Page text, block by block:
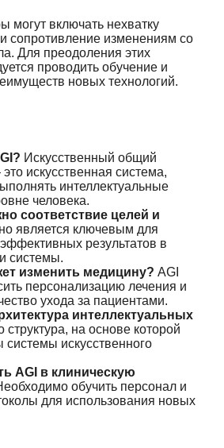
могут включать нехватку
сопротивление изменениям со
Для преодоления этих
проводить обучение и
новых технологий.
Искусственный общий
искусственная система,
интеллектуальные
человека.
соответствие целей и
является ключевым для
результатов в
системы.
изменить медицину? AGI
персонализацию лечения и
ухода за пациентами.
интеллектуальных
структура, на основе которой
системы искусственного
AGI в клиническую
обучить персонал и
для использования новых